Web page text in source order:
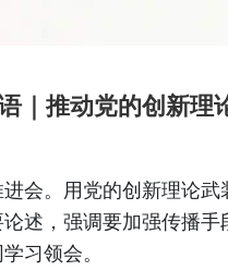
｜推动党的创新理
会。用党的创新理论
述，强调要加强传播
习领会。